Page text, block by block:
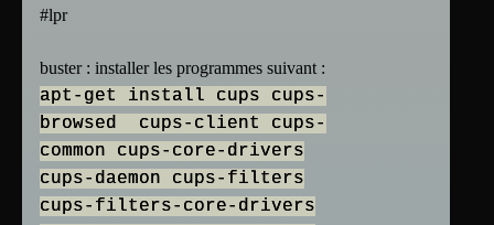
#lpr
buster : installer les programmes suivant :
apt-get install cups cups-
browsed cups-client cups-
common cups-core-drivers
cups-daemon cups-filters
cups-filters-core-drivers